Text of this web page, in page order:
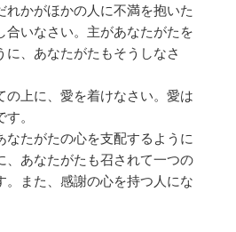
れかがほかの人に不満を抱いた
合いなさい。主があなたがたを
、あなたがたもそうしなさ
の上に、愛を着けなさい。愛は
。
なたがたの心を支配するように
、あなたがたも召されて一つの
。また、感謝の心を持つ人にな